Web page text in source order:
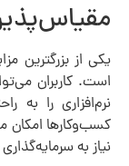
یکی از بزرگترین
است. کاربران
نرم‌افزاری را
کسب‌وکارها امکان
نیاز به